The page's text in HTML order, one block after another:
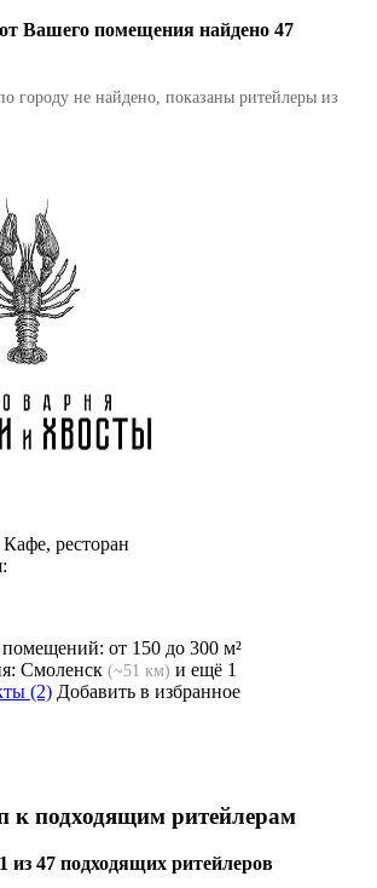
Вашего помещения найдено 47
городу не найдено, показаны ритейлеры из
Кафе, ресторан
от 150 до 300 м²
Смоленск (~51 км) и ещё 1
(2) Добавить в избранное
к подходящим ритейлерам
1 из 47 подходящих ритейлеров